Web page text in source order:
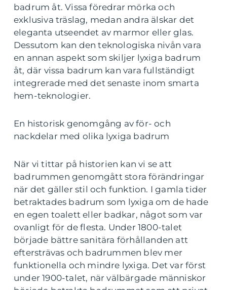
badrum åt. Vissa föredrar mörka och
exklusiva träslag, medan andra älskar det
eleganta utseendet av marmor eller glas.
Dessutom kan den teknologiska nivån vara
en annan aspekt som skiljer lyxiga badrum
åt, där vissa badrum kan vara fullständigt
integrerade med det senaste inom smarta
hem-teknologier.
En historisk genomgång av för- och
nackdelar med olika lyxiga badrum
När vi tittar på historien kan vi se att
badrummen genomgått stora förändringar
när det gäller stil och funktion. I gamla tider
betraktades badrum som lyxiga om de hade
en egen toalett eller badkar, något som var
ovanligt för de flesta. Under 1800-talet
började bättre sanitära förhållanden att
eftersträvas och badrummen blev mer
funktionella och mindre lyxiga. Det var först
under 1900-talet, när välbärgade människor